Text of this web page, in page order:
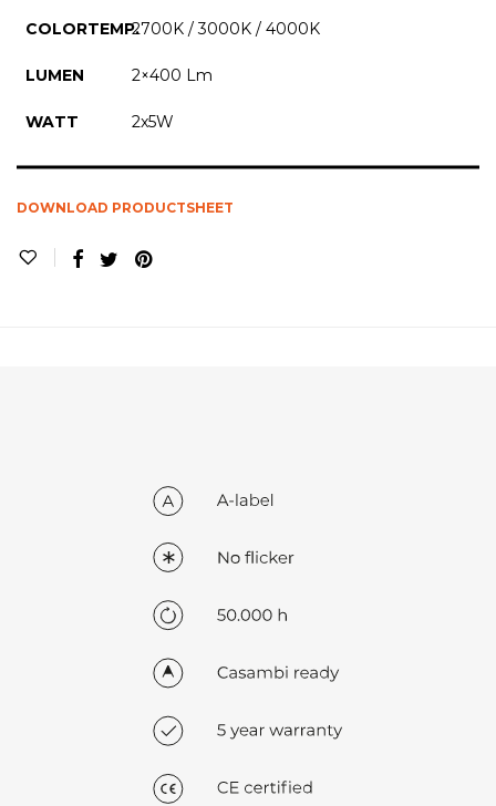
COLORTEMP.2700K / 3000K / 4000K
LUMEN 2×400 Lm
WATT 2x5W
DOWNLOAD PRODUCTSHEET